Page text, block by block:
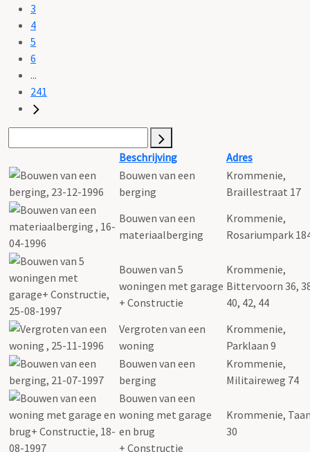
3
4
5
6
...
241
Beschrijving
Adres
Bouwen van een
berging
Krommenie,
Braillestraat 17
Bouwen van een
materiaalberging
Krommenie,
Rosariumpark
Bouwen van 5
woningen met garage
+ Constructie
Krommenie,
Bittervoorn 36,
40, 42, 44
Vergroten van een
woning
Krommenie,
Parklaan 9
Bouwen van een
berging
Krommenie,
Militaireweg 74
Bouwen van een
woning met garage
en brug
+ Constructie
Krommenie,
30